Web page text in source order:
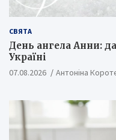
СВЯТА
День ангела Анни:
Україні
07.08.2026 Антоніна